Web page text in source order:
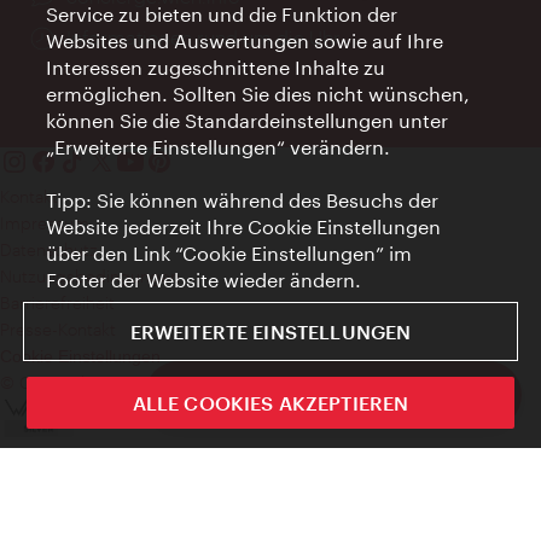
ivie - Die offizielle City Guide App
Öffnungszeiten:
Informationen rund um die Uhr
Kontakt
Impressum
Datenschutz
Nutzungsbedingungen
Barrierefreiheit
Cookie Einstellungen
© Copyright WienTourismus
Service zu bieten und die Funktion der
Websites und Auswertungen sowie auf Ihre
Interessen zugeschnittene Inhalte zu
ermöglichen. Sollten Sie dies nicht wünschen,
können Sie die Standardeinstellungen unter
„Erweiterte Einstellungen“ verändern.
Tipp: Sie können während des Besuchs der
Website jederzeit Ihre Cookie Einstellungen
über den Link “Cookie Einstellungen” im
Footer der Website wieder ändern.
ERWEITERTE EINSTELLUNGEN
ALLE COOKIES AKZEPTIEREN